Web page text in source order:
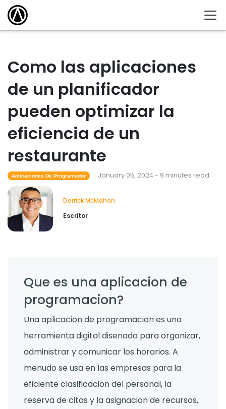
Como las aplicaciones
de un planificador
pueden optimizar la
eficiencia de un
restaurante
Aplicaciones De Programador January 05, 2024 - 9 minutes read
Derrick McMahon
Escritor
Que es una aplicacion de
programacion?
Una aplicacion de programacion es una
herramienta digital disenada para organizar,
administrar y comunicar los horarios. A
menudo se usa en las empresas para la
eficiente clasificacion del personal, la
reserva de citas y la asignacion de recursos,